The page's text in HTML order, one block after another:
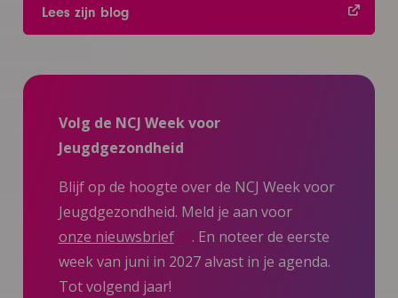
Lees zijn blog
Volg de NCJ Week voor
Jeugdgezondheid
Blijf op de hoogte over de NCJ Week voor
Jeugdgezondheid. Meld je aan voor
onze nieuwsbrief
. En noteer de eerste
week van juni in 2027 alvast in je agenda.
Tot volgend jaar!